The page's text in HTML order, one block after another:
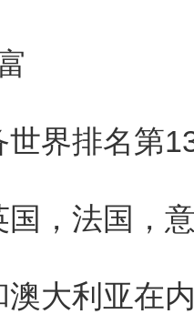
界排名第
，法国，
大利亚在